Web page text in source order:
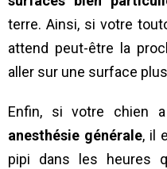
terre. Ainsi, si votre
attend peut-être la
aller sur une surface
Enfin, si votre chien
anesthésie générale, il
pipi dans les heures